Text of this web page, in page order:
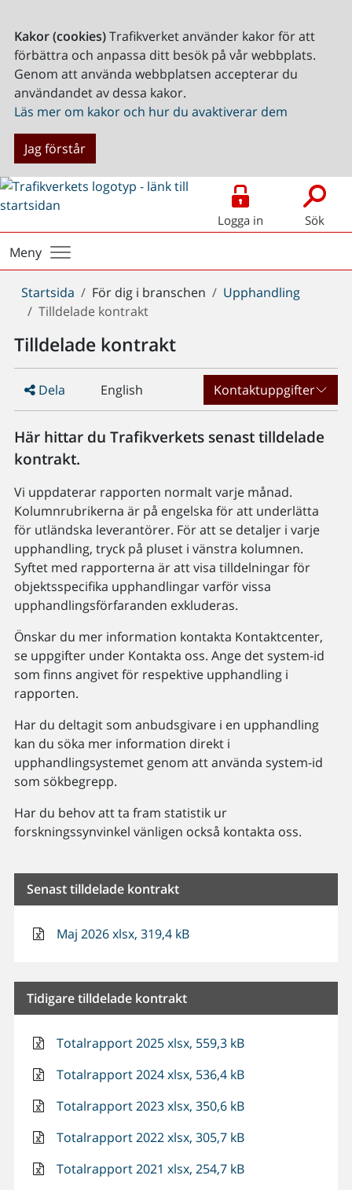
Kakor (cookies)Trafikverket använder kakor för att
förbättra och anpassa ditt besök på vår webbplats.
Genom att använda webbplatsen accepterar du
användandet av dessa kakor.
Läs mer om kakor och hur du avaktiverar dem
Jag förstår
Logga in Sök
Meny
Du
är
Startsida För dig i branschen
Upphandling
Tilldelade kontrakt
Tilldelade kontrakt
Dela English Kontaktuppgifter
Här hittar du Trafikverkets senast tilldelade
kontrakt.
Vi uppdaterar rapporten normalt varje månad.
Kolumnrubrikerna är på engelska för att underlätta
för utländska leverantörer. För att se detaljer i varje
upphandling, tryck på pluset i vänstra kolumnen.
Syftet med rapporterna är att visa tilldelningar för
objektsspecifika upphandlingar varför vissa
upphandlingsförfaranden exkluderas.
Önskar du mer information kontakta Kontaktcenter,
se uppgifter under Kontakta oss. Ange det system-id
som finns angivet för respektive upphandling i
rapporten.
Har du deltagit som anbudsgivare i en upphandling
kan du söka mer information direkt i
upphandlingsystemet genom att använda system-id
som sökbegrepp.
Har du behov att ta fram statistik ur
forskningssynvinkel vänligen också kontakta oss.
Senast tilldelade kontrakt
Maj 2026 xlsx, 319,4 kB
Tidigare tilldelade kontrakt
Totalrapport 2025 xlsx, 559,3 kB
Totalrapport 2024 xlsx, 536,4 kB
Totalrapport 2023 xlsx, 350,6 kB
Totalrapport 2022 xlsx, 305,7 kB
Totalrapport 2021 xlsx, 254,7 kB